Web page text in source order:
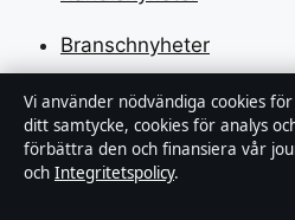
Branschnyheter
Nöje
Bakom kulisserna
Vi använder nödvändiga cookies
ditt samtycke, cookies för analys
förbättra den och finansiera vår
och Integritetspolicy.